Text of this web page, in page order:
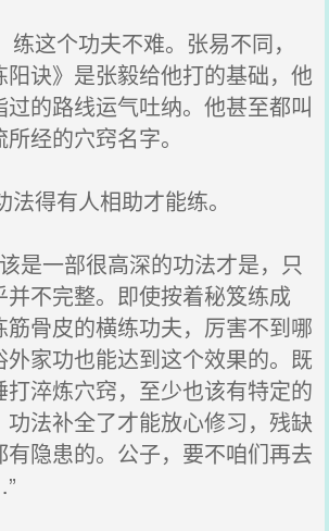
这个功夫不难。张易不同，
诀》是张毅给他打的基础，他
的路线运气吐纳。他甚至都叫
经的穴窍名字。
得有人相助才能练。
是一部很高深的功法才是，只
并不完整。即使按着秘笈练成
筋骨皮的横练功夫，厉害不到哪
外家功也能达到这个效果的。既
打淬炼穴窍，至少也该有特定的
法补全了才能放心修习，残缺
有隐患的。公子，要不咱们再去